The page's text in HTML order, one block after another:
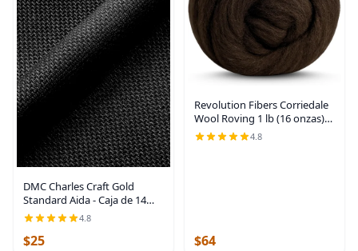
DMC Charles Craft Gold
Standard Aida - Caja de 14
unidades, 15 x 18 pulgadas,
color negro
4.8
$25
Revolution Fibers Corriedale
Wool Roving 1 lb (16 onzas)
para hilar, hilo suave y grueso
jumbo para manta de tejer
4.8
$64